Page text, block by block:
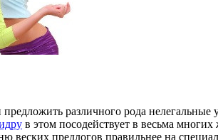
различного рода нелегальные
в этом посодействует в весьма
веских предлогов правильнее на